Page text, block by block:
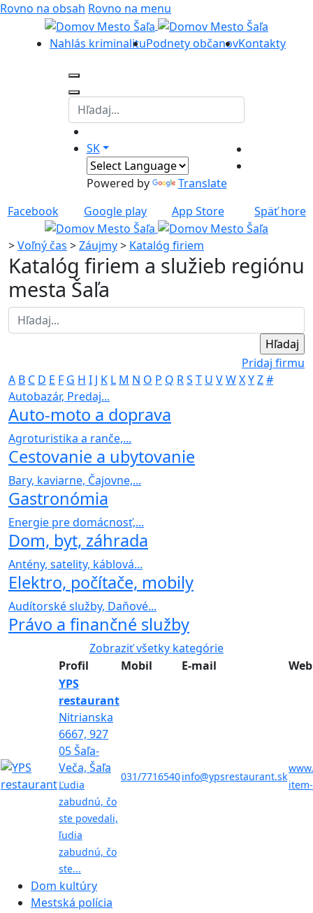
Rovno na obsah Rovno na menu
Nahlás kriminalituPodnety občanovKontakty
SK
Powered by
Translate
Facebook
Google play App Store Späť hore
>Voľný čas >Záujmy> Katalóg firiem
Katalóg firiem a služieb regiónu
mesta Šaľa
Pridaj firmu
A B C D E F G H I J K L M N O P Q RS T U VWXYZ#
Autobazár, Predaj...
Auto-moto a doprava
Agroturistika a ranče,...
Cestovanie a ubytovanie
Bary, kaviarne, Čajovne,...
Gastronómia
Energie pre domácnosť,...
Dom, byt, záhrada
Antény, satelity, káblová...
Elektro, počítače, mobily
Audítorské služby, Daňové...
Právo a finančné služby
Zobraziť všetky kategórie
Profil
Mobil E-mail
Web
YPS
restaurant
Nitrianska
6667, 927
05 Šaľa-
Veča, Šaľa
Ľudia
zabudnú, čo
ste povedali,
ľudia
zabudnú, čo
ste...
031/7716540info@ypsrestaurant.sk
Dom kultúry
Mestská polícia